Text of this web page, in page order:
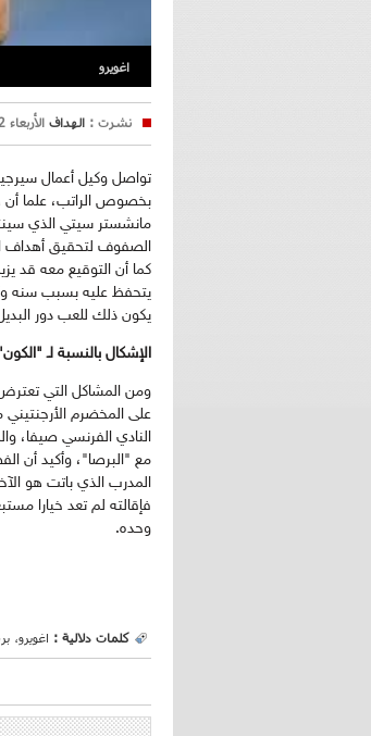
اغويرو
نشرت : الهداف الأربعاء 12 مايو 2021 15:45
تواصل وكيل أعمال
بخصوص الراتب، علما أن
مانشستر سيتي الذي
الصفوف لتحقيق أهداف
كما أن التوقيع معه قد
يتحفظ عليه بسبب سنه
يكون ذلك للعب دور
الإشكال بالنسبة لـ
ومن المشاكل التي
على المخضرم
النادي الفرنسي صيفا،
مع "البرصا"، وأكيد أن
المدرب الذي باتت هو
فإقالته لم تعد خيارا
وحده.
كلمات دلالية : اغويرو،